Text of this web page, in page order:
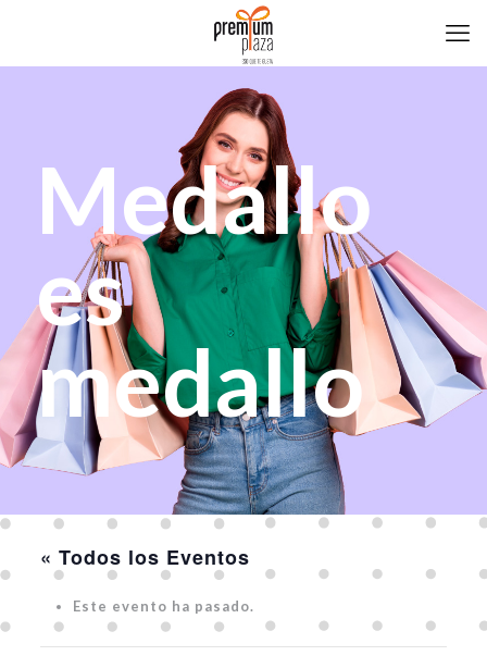
Medallo
es
medallo
« Todos los Eventos
Este evento ha pasado.